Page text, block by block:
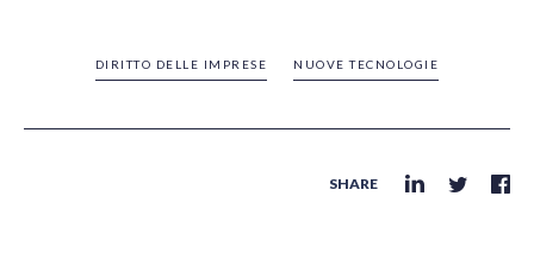
DIRITTO DELLE IMPRESE NUOVE TECNOLOGIE
SHARE